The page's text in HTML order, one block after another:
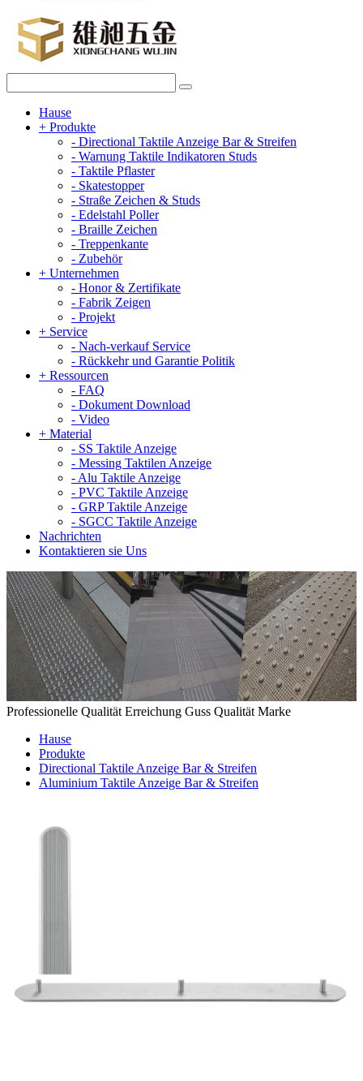
Hause
+ Produkte
- Directional Taktile Anzeige Bar & Streifen
- Warnung Taktile Indikatoren Studs
- Taktile Pflaster
- Skatestopper
- Straße Zeichen & Studs
- Edelstahl Poller
- Braille Zeichen
- Treppenkante
- Zubehör
+ Unternehmen
- Honor & Zertifikate
- Fabrik Zeigen
- Projekt
+ Service
- Nach-verkauf Service
- Rückkehr und Garantie Politik
+ Ressourcen
- FAQ
- Dokument Download
- Video
+ Material
- SS Taktile Anzeige
- Messing Taktilen Anzeige
- Alu Taktile Anzeige
- PVC Taktile Anzeige
- GRP Taktile Anzeige
- SGCC Taktile Anzeige
Nachrichten
Kontaktieren sie Uns
Professionelle Qualität Erreichung Guss Qualität Marke
Hause
Produkte
Directional Taktile Anzeige Bar & Streifen
Aluminium Taktile Anzeige Bar & Streifen